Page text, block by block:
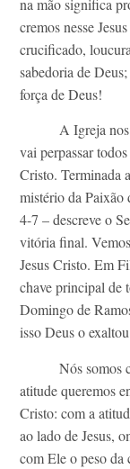
na mão significa
cremos nesse
crucificado,
sabedoria de
força de Deus!
A Igreja nos
vai perpassar
Cristo. Terminada
mistério da Paixão
4-7 – descreve o
vitória final.
Jesus Cristo. Em
chave principal de
Domingo de
isso Deus o
Nós somos
atitude queremos
Cristo: com a
ao lado de Jesus,
com Ele o peso da